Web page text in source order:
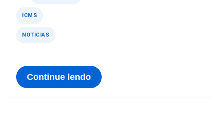
ICMS
NOTÍCIAS
Continue lendo